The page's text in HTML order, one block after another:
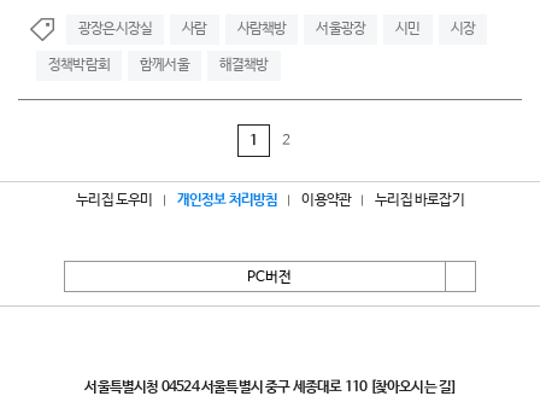
광장은시장실 사람 사람책방 서울광장 시민 시장
정책박람회 함께서울 해결책방
1 2
누리집 도우미 개인정보 처리방침 이용약관 누리집 바로잡기
PC버전
서울특별시청 04524 서울특별시 중구 세종대로 110 [찾아오시는 길]